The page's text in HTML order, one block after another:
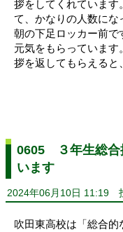
拶をしてくれていま
て、かなりの人数にな
朝の下足ロッカー前で
元気をもらっていま
拶を返してもらえると
0605 ３年生総合
います
2024年06月10日 11:19
吹田東高校は「総合的